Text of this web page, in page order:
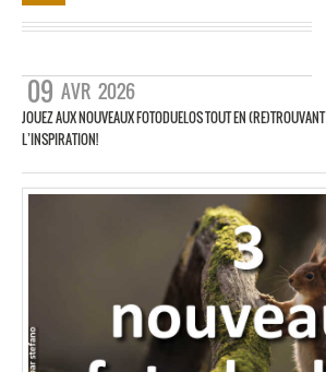
09 AVR 2026
JOUEZ AUX NOUVEAUX FOTODUELOS TOUT EN (RE)TROUVANT
L’INSPIRATION!